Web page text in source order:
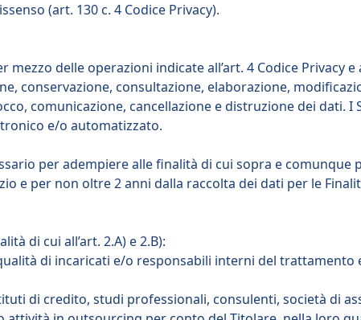
(art. 130 c. 4 Codice Privacy).
delle operazioni indicate all’art. 4 Codice Privacy e
conservazione, consultazione, elaborazione,
comunicazione, cancellazione e distruzione dei dati. I
e/o automatizzato.
per adempiere alle finalità di cui sopra e comunque
e per non oltre 2 anni dalla raccolta dei dati per le
di cui all’art. 2.A) e 2.B):
di incaricati e/o responsabili interni del
di credito, studi professionali, consulenti, società di